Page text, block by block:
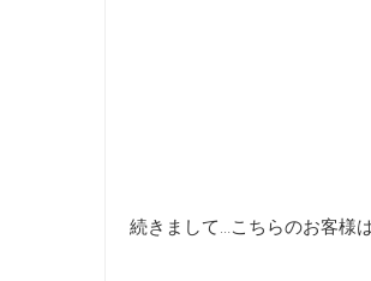
続きまして…こちらのお客様